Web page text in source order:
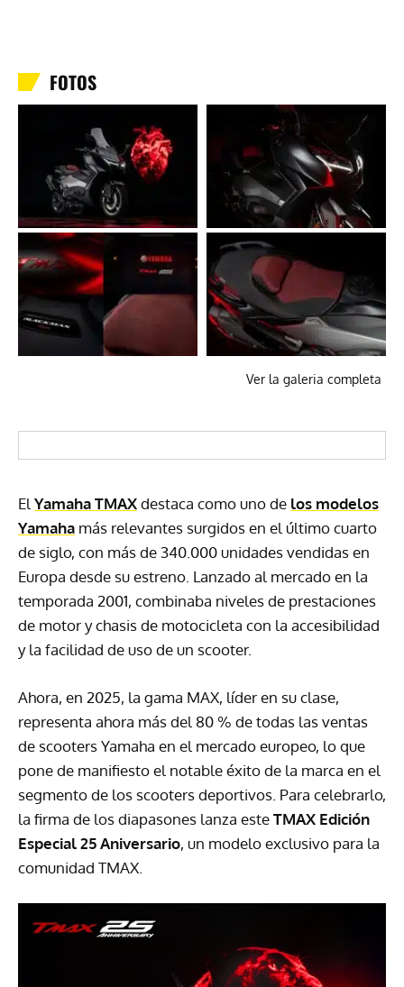
FOTOS
Ver la galeria completa
El Yamaha TMAXdestaca como uno de los modelos
Yamaha más relevantes surgidos en el último cuarto
de siglo, con más de 340.000 unidades vendidas en
Europa desde su estreno. Lanzado al mercado en la
temporada 2001, combinaba niveles de prestaciones
de motor y chasis de motocicleta con la accesibilidad
y la facilidad de uso de un scooter.
Ahora, en 2025, la gama MAX, líder en su clase,
representa ahora más del 80 % de todas las ventas
de scooters Yamaha en el mercado europeo, lo que
pone de manifiesto el notable éxito de la marca en el
segmento de los scooters deportivos. Para celebrarlo,
la firma de los diapasones lanza esteTMAX Edición
Especial 25 Aniversario, un modelo exclusivo para la
comunidad TMAX.